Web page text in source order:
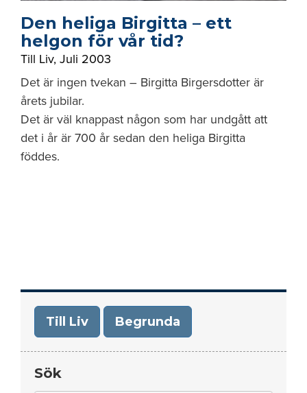
Den heliga Birgitta – ett
helgon för vår tid?
Till Liv, Juli 2003
Det är ingen tvekan – Birgitta Birgersdotter är
årets jubilar.
Det är väl knappast någon som har undgått att
det i år är 700 år sedan den heliga Birgitta
föddes.
Till Liv Begrunda
Sök